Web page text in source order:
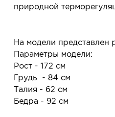
природной
На модели представлен
Параметры модели:
Рост - 172 см
Грудь - 84 см
Талия - 62 см
Бедра - 92 см